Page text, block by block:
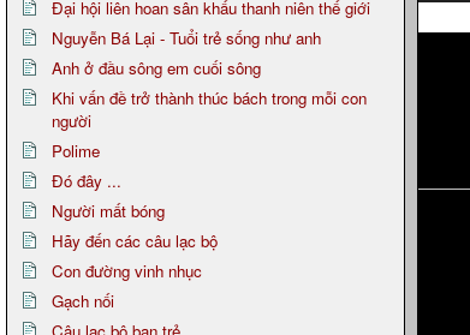
Đại hội liên hoan sân khấu thanh niên thế giới
Nguyễn Bá Lại - Tuổi trẻ sống như anh
Anh ở đầu sông em cuối sông
Khi vấn đề trở thành thúc bách trong mỗi con
người
Polime
Đó đây ...
Người mất bóng
Hãy đến các câu lạc bộ
Con đường vinh nhục
Gạch nối
Page 3